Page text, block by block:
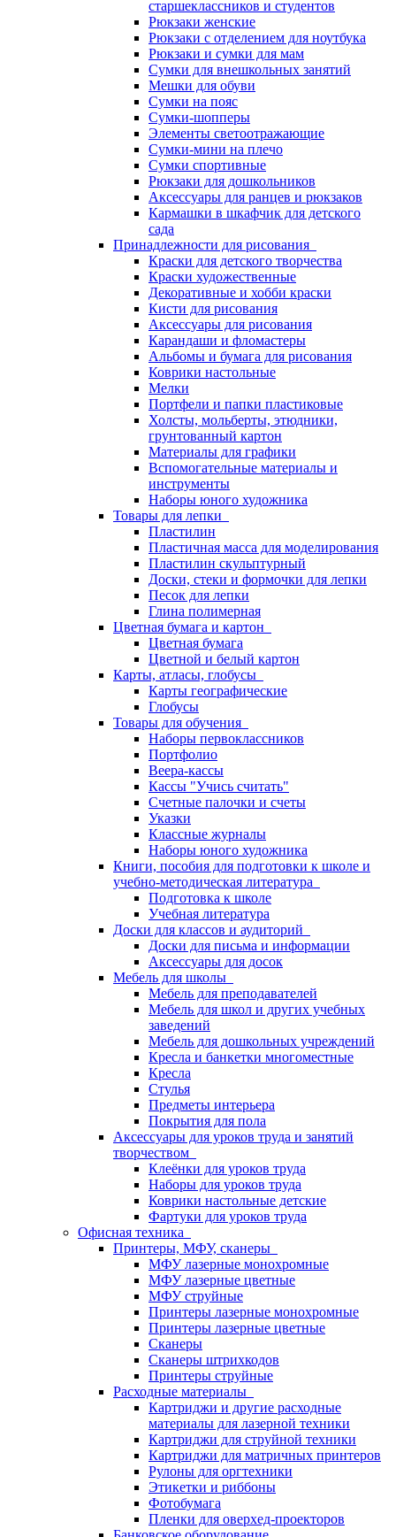
старшеклассников и студентов
Рюкзаки женские
Рюкзаки с отделением для ноутбука
Рюкзаки и сумки для мам
Сумки для внешкольных занятий
Мешки для обуви
Сумки на пояс
Сумки-шопперы
Элементы светоотражающие
Сумки-мини на плечо
Сумки спортивные
Рюкзаки для дошкольников
Аксессуары для ранцев и рюкзаков
Кармашки в шкафчик для детского
сада
Принадлежности для рисования
Краски для детского творчества
Краски художественные
Декоративные и хобби краски
Кисти для рисования
Аксессуары для рисования
Карандаши и фломастеры
Альбомы и бумага для рисования
Коврики настольные
Мелки
Портфели и папки пластиковые
Холсты, мольберты, этюдники,
грунтованный картон
Материалы для графики
Вспомогательные материалы и
инструменты
Наборы юного художника
Товары для лепки
Пластилин
Пластичная масса для моделирования
Пластилин скульптурный
Доски, стеки и формочки для лепки
Песок для лепки
Глина полимерная
Цветная бумага и картон
Цветная бумага
Цветной и белый картон
Карты, атласы, глобусы
Карты географические
Глобусы
Товары для обучения
Наборы первоклассников
Портфолио
Веера-кассы
Кассы "Учись считать"
Счетные палочки и счеты
Указки
Классные журналы
Наборы юного художника
Книги, пособия для подготовки к школе и
учебно-методическая литература
Подготовка к школе
Учебная литература
Доски для классов и аудиторий
Доски для письма и информации
Аксессуары для досок
Мебель для школы
Мебель для преподавателей
Мебель для школ и других учебных
заведений
Мебель для дошкольных учреждений
Кресла и банкетки многоместные
Кресла
Стулья
Предметы интерьера
Покрытия для пола
Аксессуары для уроков труда и занятий
творчеством
Клеёнки для уроков труда
Наборы для уроков труда
Коврики настольные детские
Фартуки для уроков труда
Офисная техника
Принтеры, МФУ, сканеры
МФУ лазерные монохромные
МФУ лазерные цветные
МФУ струйные
Принтеры лазерные монохромные
Принтеры лазерные цветные
Сканеры
Сканеры штрихкодов
Принтеры струйные
Расходные материалы
Картриджи и другие расходные
материалы для лазерной техники
Картриджи для струйной техники
Картриджи для матричных принтеров
Рулоны для оргтехники
Этикетки и риббоны
Фотобумага
Пленки для оверхед-проекторов